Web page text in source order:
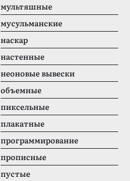
мультяшные
мусульманские
наскар
настенные
неоновые вывески
объемные
пиксельные
плакатные
программирование
прописные
пустые